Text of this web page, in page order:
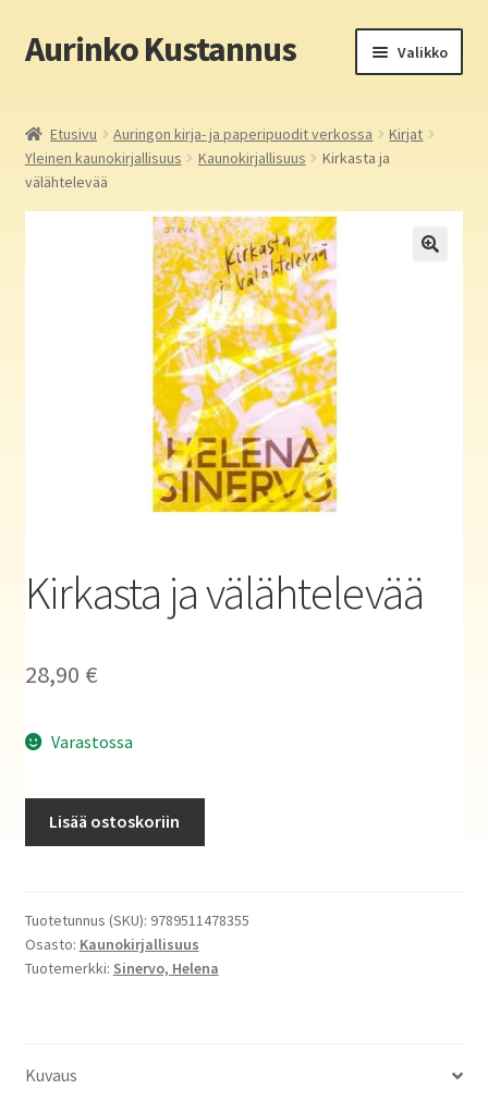
Siirry
navigointiin
Siirry
sisältöön
Aurinko Kustannus Valikko
Yritys
Aurinko Kustannus: kirjat
Auringon kirja- ja paperipuodit verkossa
Haluatko kirjailijaksi?
Etusivu Auringon kirja- ja paperipuodit verkossa
Kirjat
Yleinen kaunokirjallisuus
Kaunokirjallisuus
Kirkasta ja
välähtelevää
Kirkasta ja välähtelevää
28,90 €
Varastossa
Lisää ostoskoriin
Tuotetunnus (SKU): 9789511478355
Osasto: Kaunokirjallisuus
Tuotemerkki: Sinervo, Helena
Kuvaus